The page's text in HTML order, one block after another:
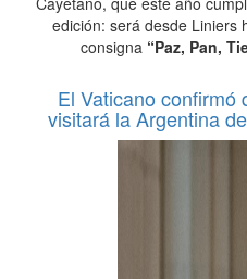
edición: será desde Liniers
consigna “Paz, Pan,
El Vaticano confirmó
visitará la Argentina